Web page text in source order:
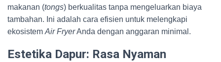
makanan (tongs) berkualitas tanpa mengeluarkan biaya
tambahan. Ini adalah cara efisien untuk melengkapi
ekosistem Air FryerAnda dengan anggaran minimal.
Estetika Dapur: Rasa Nyaman